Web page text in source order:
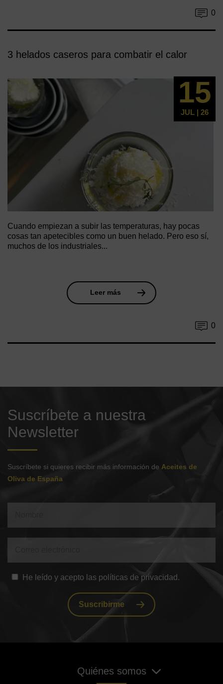
0
3 helados caseros para combatir el calor
15
JUL | 26
Cuando empiezan a subir las temperaturas, hay pocas
cosas tan apetecibles como un buen helado. Pero eso sí,
muchos de los industriales...
Leer más
0
He leído y acepto las políticas de privacidad.
Suscribirme
Suscríbete a nuestra
Newsletter
Suscríbete si quieres recibir más información de Aceites de
Oliva de España
Quiénes somos